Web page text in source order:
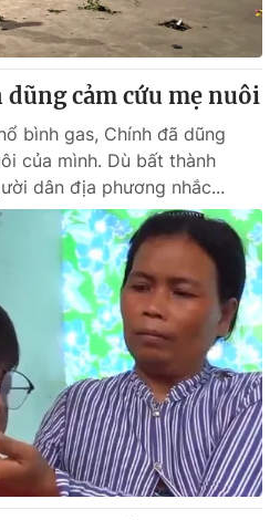
cảm cứu mẹ nuôi
bình gas, Chính đã dũng
của mình. Dù bất thành
dân địa phương nhắc...